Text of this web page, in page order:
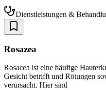
Dienstleistungen &
Rosazea
Rosacea ist eine häufige
Gesicht betrifft und Rötungen
verursacht. Hier sind